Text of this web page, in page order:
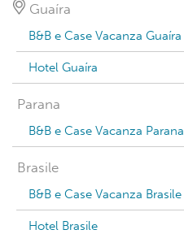
Guaíra
B&B e Case Vacanza Guaíra
Hotel Guaíra
Parana
B&B e Case Vacanza Parana
Brasile
B&B e Case Vacanza Brasile
Hotel Brasile